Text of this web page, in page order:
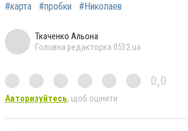
#карта #пробки #Николаев
Ткаченко Альона
Головна редакторка 0512.ua
0,0
Авторизуйтесь, щоб оцінити